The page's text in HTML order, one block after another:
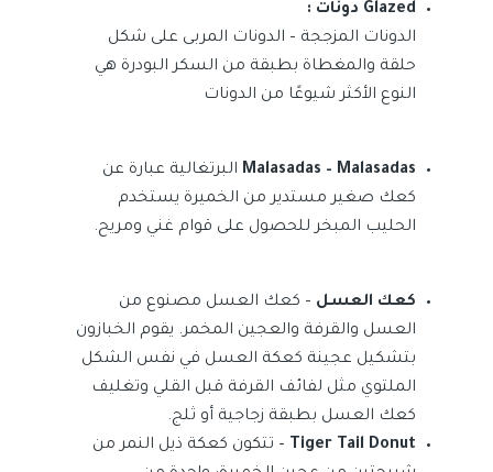
Glazed دونات :
الدونات المزججة – الدونات المربى على شكل
حلقة والمغطاة بطبقة من السكر البودرة هي
النوع الأكثر شيوعًا من الدونات
Malasadas – Malasadas البرتغالية عبارة عن
كعك صغير مستدير من الخميرة يستخدم
الحليب المبخر للحصول على قوام غني ومريح.
كعك العسل – كعك العسل مصنوع من
العسل والقرفة والعجين المخمر. يقوم الخبازون
بتشكيل عجينة كعكة العسل في نفس الشكل
الملتوي مثل لفائف القرفة قبل القلي وتغليف
كعك العسل بطبقة زجاجية أو ثلج.
Tiger Tail Donut – تتكون كعكة ذيل النمر من